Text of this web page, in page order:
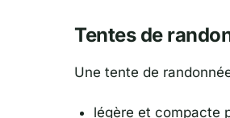
Tentes de
Une tente de
légère et compacte